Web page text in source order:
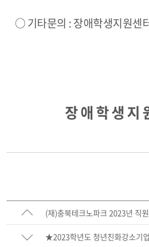
○ 기타문의 : 장애학생지원센
장 애 학 생 지
(재)충북테크노파크 2023년 직
★2023학년도 청년친화강소기